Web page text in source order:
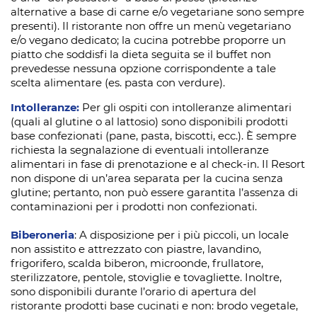
alternative a base di carne e/o vegetariane sono sempre
presenti). Il ristorante non offre un menù vegetariano
e/o vegano dedicato; la cucina potrebbe proporre un
piatto che soddisfi la dieta seguita se il buffet non
prevedesse nessuna opzione corrispondente a tale
scelta alimentare (es. pasta con verdure).
Intolleranze: Per gli ospiti con intolleranze alimentari
(quali al glutine o al lattosio) sono disponibili prodotti
base confezionati (pane, pasta, biscotti, ecc.). È sempre
richiesta la segnalazione di eventuali intolleranze
alimentari in fase di prenotazione e al check-in. Il Resort
non dispone di un’area separata per la cucina senza
glutine; pertanto, non può essere garantita l’assenza di
contaminazioni per i prodotti non confezionati.
Biberoneria: A disposizione per i più piccoli, un locale
non assistito e attrezzato con piastre, lavandino,
frigorifero, scalda biberon, microonde, frullatore,
sterilizzatore, pentole, stoviglie e tovagliette. Inoltre,
sono disponibili durante l’orario di apertura del
ristorante prodotti base cucinati e non: brodo vegetale,